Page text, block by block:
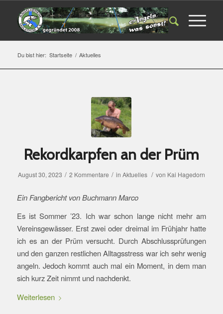
Du bist hier: Startseite / Aktuelles
Rekordkarpfen an der Prüm
August 30, 2023 / 2 Kommentare / in Aktuelles / von Kai Hagedorn
Ein Fangbericht von Buchmann Marco
Es ist Sommer ’23. Ich war schon lange nicht mehr am
Vereinsgewässer. Erst zwei oder dreimal im Frühjahr hatte
ich es an der Prüm versucht. Durch Abschlussprüfungen
und den ganzen restlichen Alltagsstress war ich sehr wenig
angeln. Jedoch kommt auch mal ein Moment, in dem man
sich kurz Zeit nimmt und nachdenkt.
Weiterlesen